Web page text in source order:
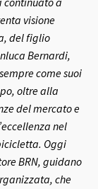
visione
del figlio
Bernardi,
come suoi
oltre alla
del mercato e
nel
Oggi
BRN, guidano
che